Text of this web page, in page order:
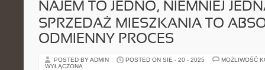
NAJEM TO JEDNO, NIEMNIEJ
SPRZEDAŻ MIESZKANIA TO
ODMIENNY PROCES
POSTED BY ADMIN POSTED ON SIE - 20 - 2025
MOŻLIWOŚĆ
WYŁĄCZONA